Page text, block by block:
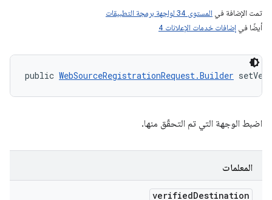
تمت الإضافة في المستوى 34 لواجهة برمجة التطبيقات
أيضًا في إضافات خدمات الإعلانات 4
public WebSourceRegistrationRequest.Builder
اضبط الوجهة التي تم التحقّق منها.
المعلمات
verifiedDestination